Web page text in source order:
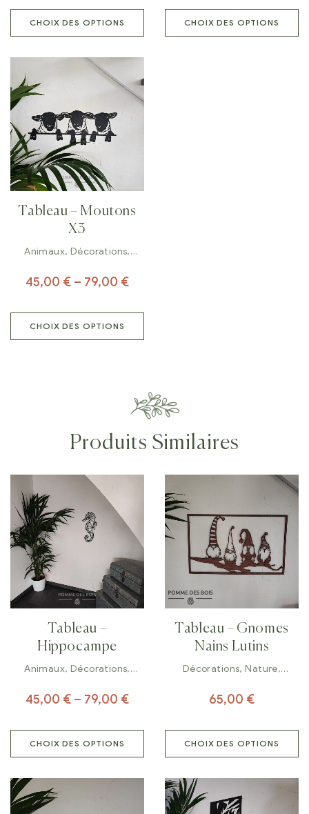
CHOIX DES OPTIONS CHOIX DES OPTIONS
Tableau – Moutons
X3
Animaux, Décorations,
45,00 € – 79,00 €
CHOIX DES OPTIONS
Produits Similaires
Tableau –
Hippocampe
Animaux, Décorations,
45,00 € – 79,00 €
CHOIX DES OPTIONS
Tableau – Gnomes
Nains Lutins
Décorations,Nature,
65,00 €
CHOIX DES OPTIONS